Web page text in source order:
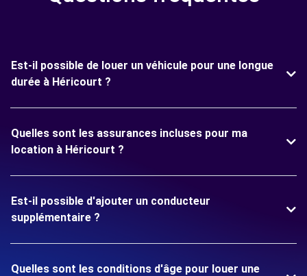
Est-il possible de louer un véhicule pour une longue
durée à Héricourt ?
Quelles sont les assurances incluses pour ma
location à Héricourt ?
Est-il possible d'ajouter un conducteur
supplémentaire ?
Quelles sont les conditions d'âge pour louer une